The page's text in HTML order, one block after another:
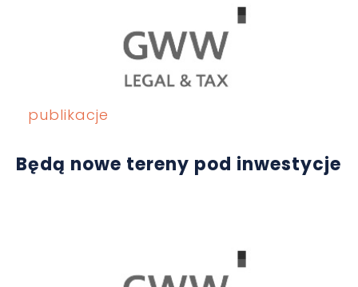
publikacje
Będą nowe tereny pod inwestycje